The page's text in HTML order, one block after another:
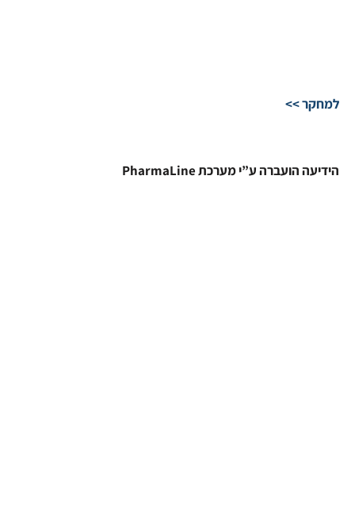
למחקר >>
הידיעה הועברה ע”י מערכת PharmaLine